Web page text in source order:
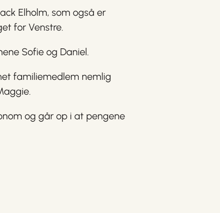
Elholm, som også er
for Venstre.
Sofie og Daniel.
familiemedlem nemlig
og går op i at pengene